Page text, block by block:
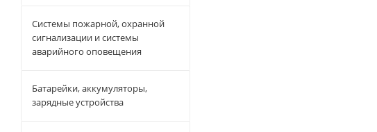
Системы пожарной, охранной
сигнализации и системы
аварийного оповещения
Батарейки, аккумуляторы,
зарядные устройства